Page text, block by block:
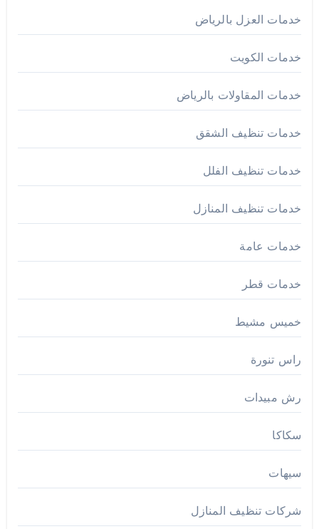
خدمات العزل بالرياض
خدمات الكويت
خدمات المقاولات بالرياض
خدمات تنظيف الشقق
خدمات تنظيف الفلل
خدمات تنظيف المنازل
خدمات عامة
خدمات قطر
خميس مشيط
راس تنورة
رش مبيدات
سكاكا
سيهات
شركات تنظيف المنازل